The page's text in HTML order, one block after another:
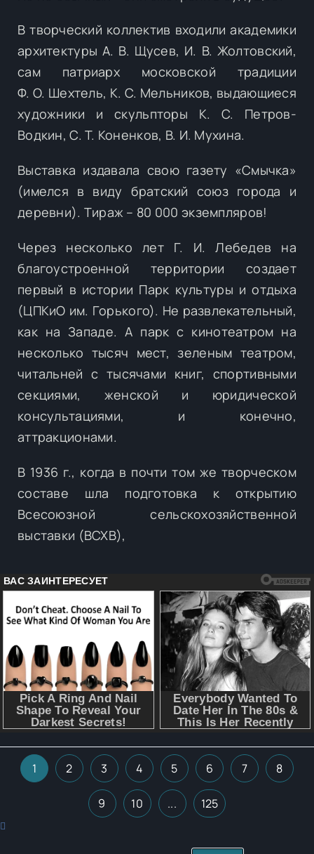
В творческий коллектив входили академики
архитектуры А. В. Щусев, И. В. Жолтовский,
сам патриарх московской традиции
Ф. О. Шехтель, К. С. Мельников, выдающиеся
художники и скульпторы К. С. Петров-
Водкин, С. Т. Коненков, В. И. Мухина.
Выставка издавала свою газету «Смычка»
(имелся в виду братский союз города и
деревни). Тираж – 80 000 экземпляров!
Через несколько лет Г. И. Лебедев на
благоустроенной территории создает
первый в истории Парк культуры и отдыха
(ЦПКиО им. Горького). Не развлекательный,
как на Западе. А парк с кинотеатром на
несколько тысяч мест, зеленым театром,
читальней с тысячами книг, спортивными
секциями, женской и юридической
консультациями, и конечно,
аттракционами.
В 1936 г., когда в почти том же творческом
составе шла подготовка к открытию
Всесоюзной сельскохозяйственной
выставки (ВСХВ),
1 2 3 4 5 6 7 8
9 10 ... 125